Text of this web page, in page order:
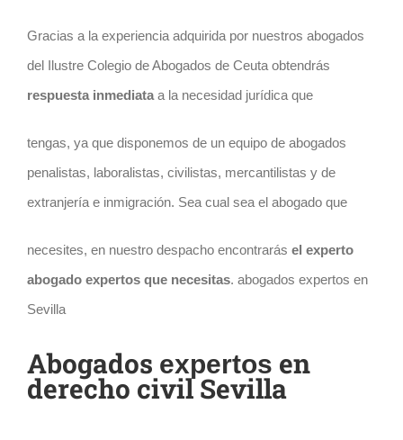
Gracias a la experiencia adquirida por nuestros abogados
del Ilustre Colegio de Abogados de Ceuta obtendrás
respuesta inmediataa la necesidad jurídica que
tengas, ya que disponemos de un equipo de abogados
penalistas, laboralistas, civilistas, mercantilistas y de
extranjería e inmigración. Sea cual sea el abogado que
necesites, en nuestro despacho encontrarás el experto
abogado expertos que necesitas. abogados expertos en
Sevilla
Abogados expertos en
derecho civil Sevilla